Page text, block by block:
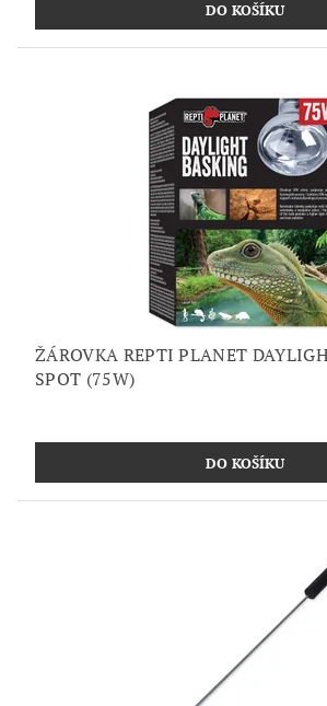
ŽÁROVKA REPTI PLANET
SPOT (75W)